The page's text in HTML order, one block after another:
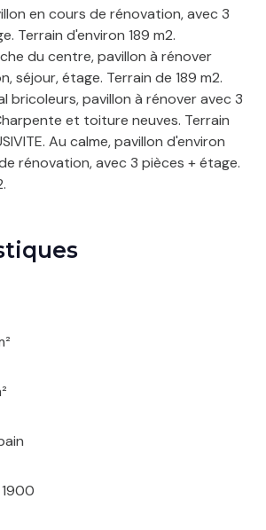
en cours de rénovation, avec 3
Terrain d'environ 189 m2.
du centre, pavillon à rénover
séjour, étage. Terrain de 189 m2.
bricoleurs, pavillon à rénover avec 3
et toiture neuves. Terrain
Au calme, pavillon d'environ
rénovation, avec 3 pièces + étage.